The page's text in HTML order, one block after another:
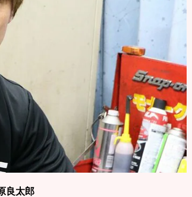
良太郎